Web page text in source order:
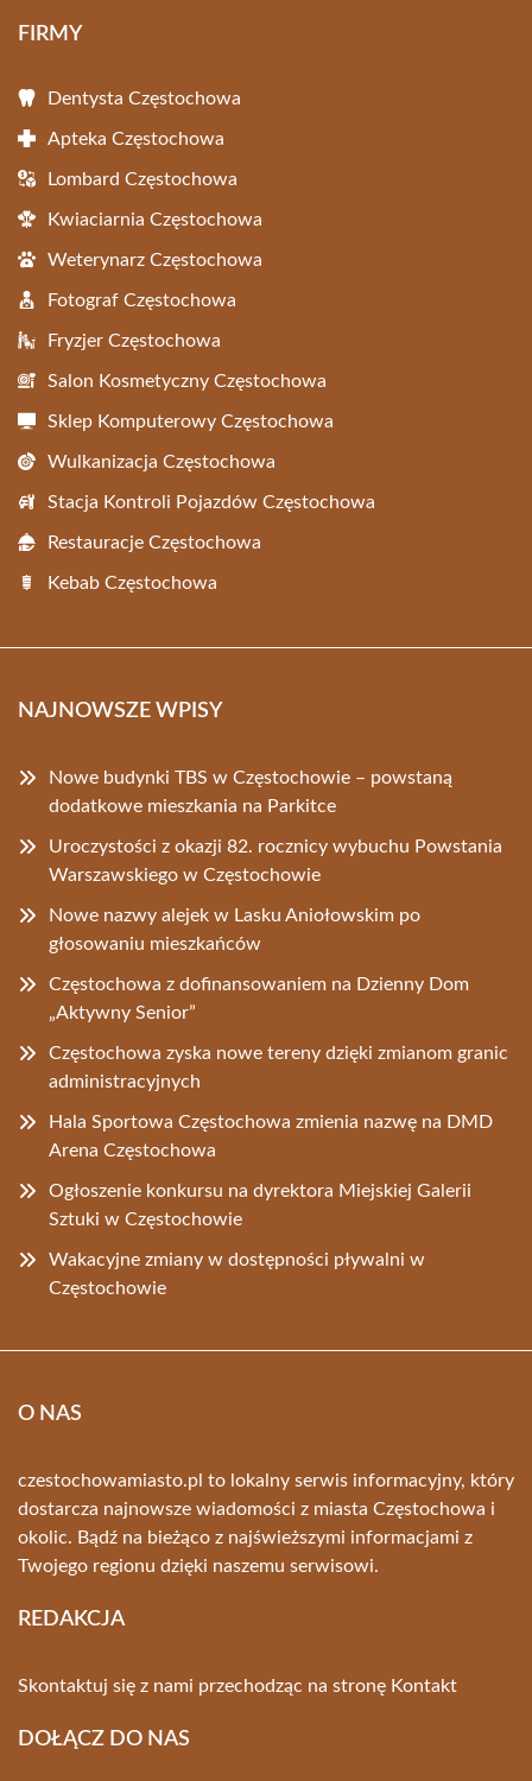
FIRMY
Dentysta Częstochowa
Apteka Częstochowa
Lombard Częstochowa
Kwiaciarnia Częstochowa
Weterynarz Częstochowa
Fotograf Częstochowa
Fryzjer Częstochowa
Salon Kosmetyczny Częstochowa
Sklep Komputerowy Częstochowa
Wulkanizacja Częstochowa
Stacja Kontroli Pojazdów Częstochowa
Restauracje Częstochowa
Kebab Częstochowa
NAJNOWSZE WPISY
Nowe budynki TBS w Częstochowie – powstaną
dodatkowe mieszkania na Parkitce
Uroczystości z okazji 82. rocznicy wybuchu Powstania
Warszawskiego w Częstochowie
Nowe nazwy alejek w Lasku Aniołowskim po
głosowaniu mieszkańców
Częstochowa z dofinansowaniem na Dzienny Dom
„Aktywny Senior”
Częstochowa zyska nowe tereny dzięki zmianom granic
administracyjnych
Hala Sportowa Częstochowa zmienia nazwę na DMD
Arena Częstochowa
Ogłoszenie konkursu na dyrektora Miejskiej Galerii
Sztuki w Częstochowie
Wakacyjne zmiany w dostępności pływalni w
Częstochowie
O NAS
czestochowamiasto.pl to lokalny serwis informacyjny, który
dostarcza najnowsze wiadomości z miasta Częstochowa i
okolic. Bądź na bieżąco z najświeższymi informacjami z
Twojego regionu dzięki naszemu serwisowi.
REDAKCJA
Skontaktuj się z nami przechodząc na stronę Kontakt
DOŁĄCZ DO NAS